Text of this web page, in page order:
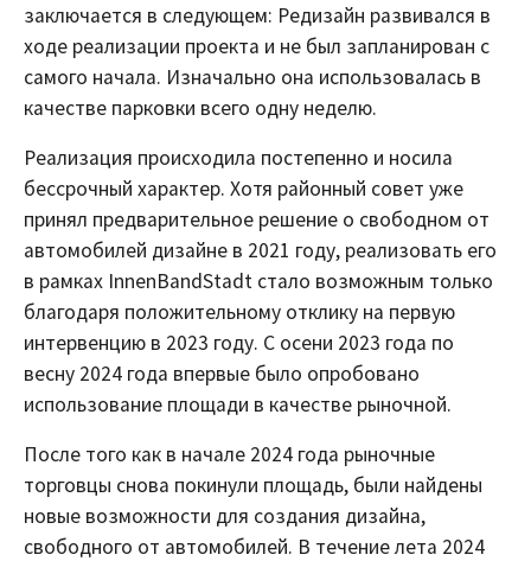
заключается в следующем: Редизайн развивался в
ходе реализации проекта и не был запланирован с
самого начала. Изначально она использовалась в
качестве парковки всего одну неделю.
Реализация происходила постепенно и носила
бессрочный характер. Хотя районный совет уже
принял предварительное решение о свободном от
автомобилей дизайне в 2021 году, реализовать его
в рамках InnenBandStadt стало возможным только
благодаря положительному отклику на первую
интервенцию в 2023 году. С осени 2023 года по
весну 2024 года впервые было опробовано
использование площади в качестве рыночной.
После того как в начале 2024 года рыночные
торговцы снова покинули площадь, были найдены
новые возможности для создания дизайна,
свободного от автомобилей. В течение лета 2024